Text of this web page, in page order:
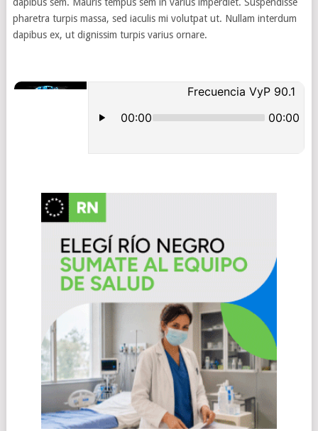
pharetra turpis massa, sed iaculis mi volutpat ut. Nullam interdum
dapibus ex, ut dignissim turpis varius ornare.